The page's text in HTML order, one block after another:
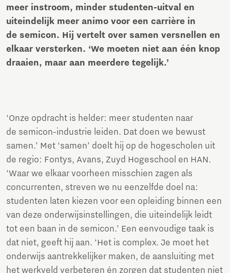
meer instroom, minder studenten-uitval en
uiteindelijk meer animo voor een carrière in
de semicon. Hij vertelt over samen versnellen en
elkaar versterken. ‘We moeten niet aan één knop
draaien, maar aan meerdere tegelijk.’
‘Onze opdracht is helder: meer studenten naar
de semicon-industrie leiden. Dat doen we bewust
samen.’ Met ‘samen’ doelt hij op de hogescholen uit
de regio: Fontys, Avans, Zuyd Hogeschool en HAN.
‘Waar we elkaar voorheen misschien zagen als
concurrenten, streven we nu eenzelfde doel na:
studenten laten kiezen voor een opleiding binnen een
van deze onderwijsinstellingen, die uiteindelijk leidt
tot een baan in de semicon.’ Een eenvoudige taak is
dat niet, geeft hij aan. ‘Het is complex. Je moet het
onderwijs aantrekkelijker maken, de aansluiting met
het werkveld verbeteren én zorgen dat studenten niet